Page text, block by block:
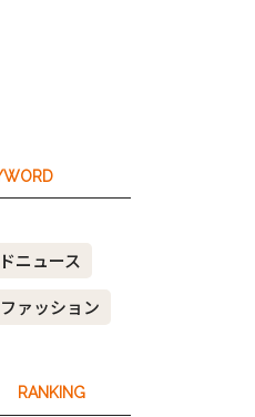
ニュース
ァッション
RANKING